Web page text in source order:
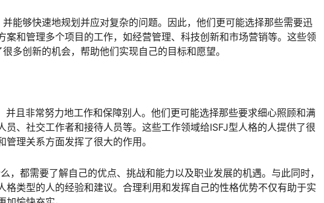
能够快速地规划并应对复杂的问题。因此，他们更可能选择那些需要迅
案和管理多个项目的工作，如经营管理、科技创新和市场营销等。这些领
多创新的机会，帮助他们实现自己的目标和愿望。
并且非常努力地工作和保障别人。他们更可能选择那些要求细心照顾和满
员、社交工作者和接待人员等。这些工作领域给ISFJ型人格的人提供了很
理关系方面发挥了很大的作用。
，都需要了解自己的优点、挑战和能力以及职业发展的机遇。与此同时，
格类型的人的经验和建议。合理利用和发挥自己的性格优势不仅有助于实